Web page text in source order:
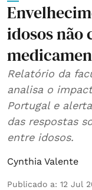
idosos não
Relatório da
analisa o
Portugal e
das respostas
entre idosos.
Cynthia Valente
Publicado a: 12 Jul